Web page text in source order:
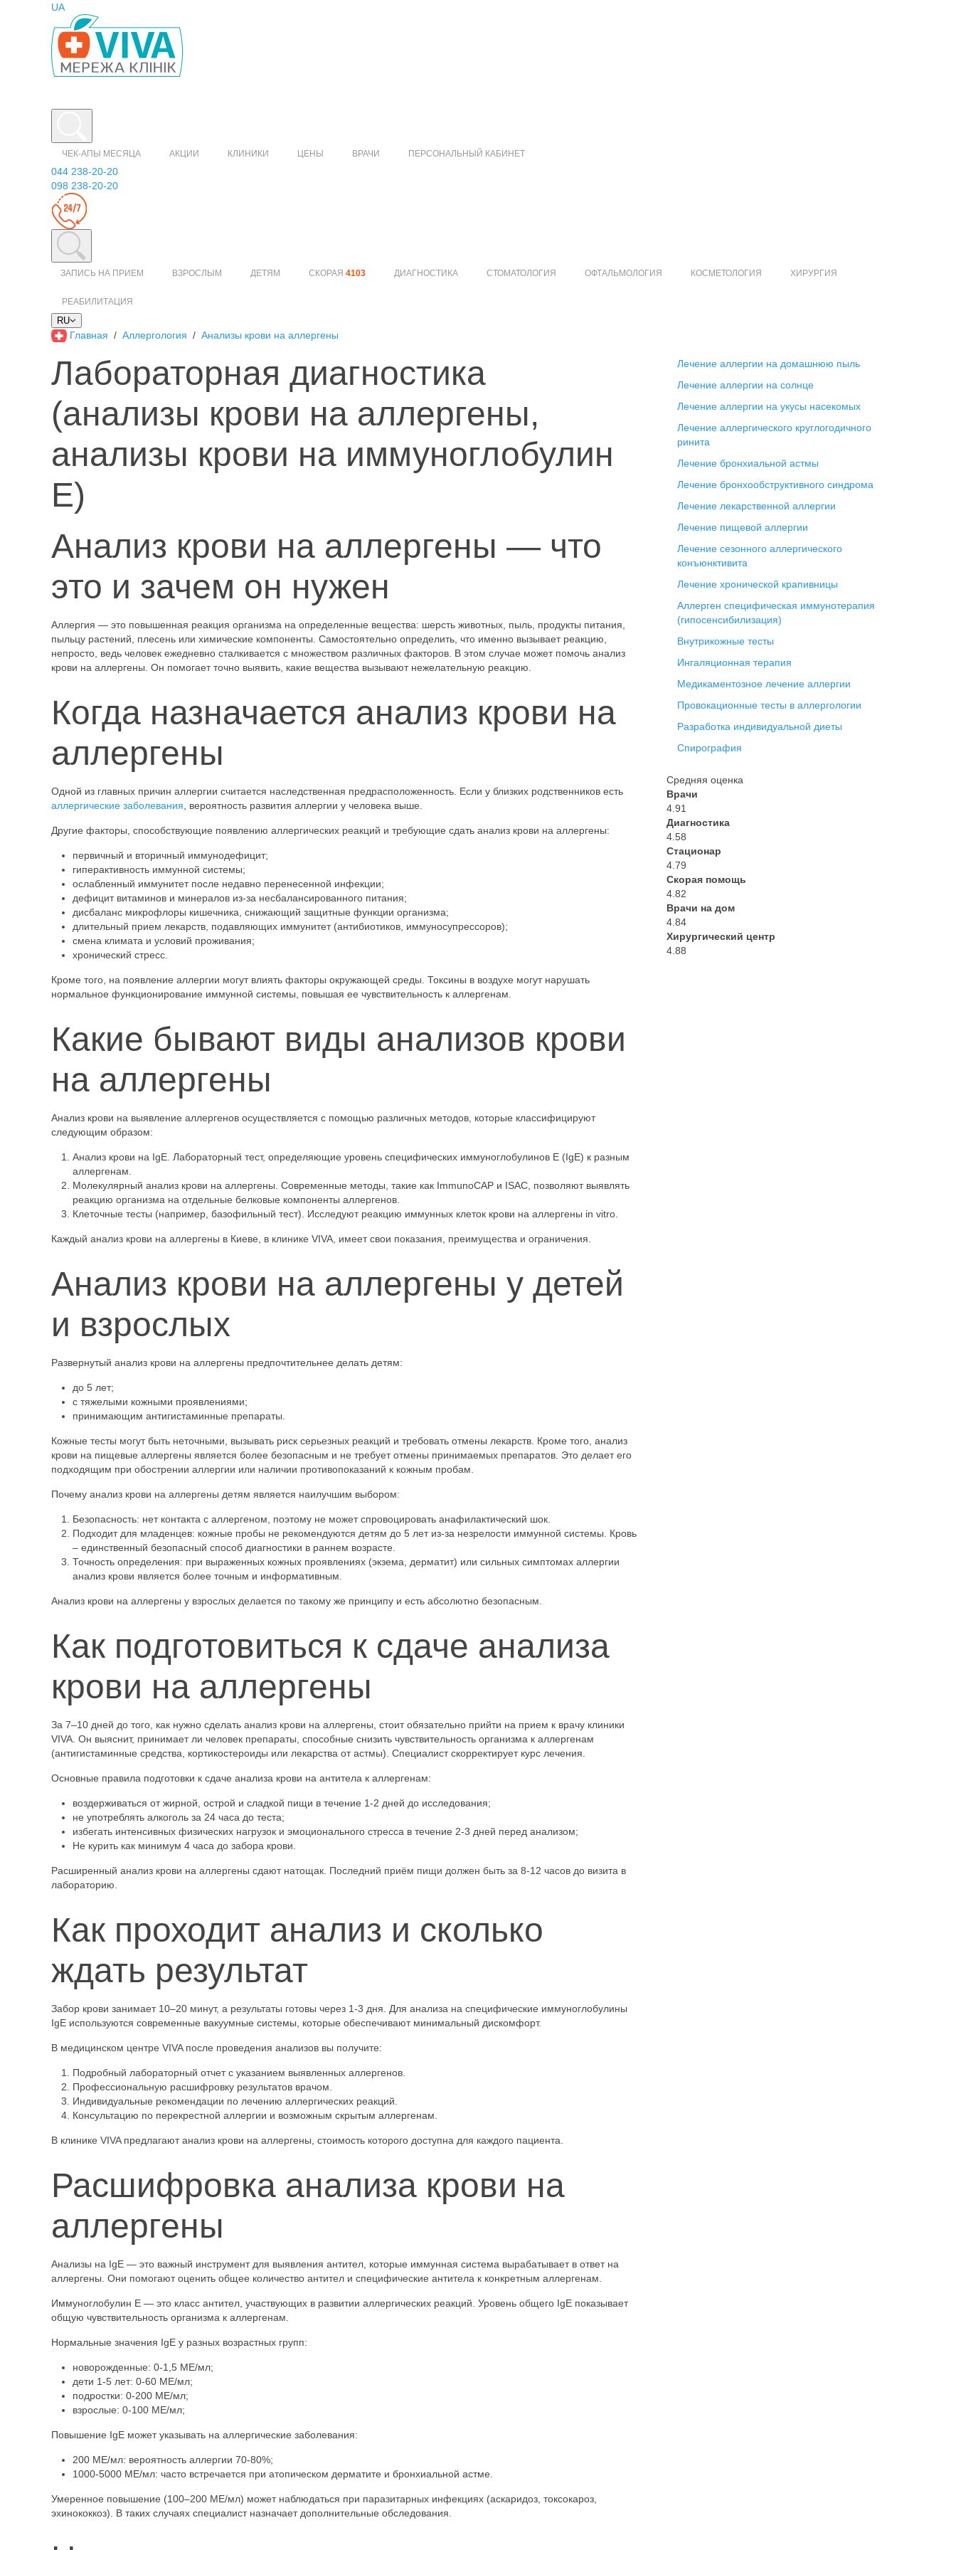
UA
ЧЕК-АПЫ МЕСЯЦА АКЦИИ КЛИНИКИ ЦЕНЫ ВРАЧИ ПЕРСОНАЛЬНЫЙ КАБИНЕТ
044 238-20-20
098 238-20-20
ЗАПИСЬ НА ПРИЕМ ВЗРОСЛЫМ ДЕТЯМ СКОРАЯ 4103 ДИАГНОСТИКА СТОМАТОЛОГИЯ ОФТАЛЬМОЛОГИЯ КОСМЕТОЛОГИЯ ХИРУРГИЯ
РЕАБИЛИТАЦИЯ
RU
Главная Аллергология Анализы крови на аллергены
Лабораторная диагностика
(анализы крови на аллергены,
анализы крови на иммуноглобулин
Е)
Анализ крови на аллергены — что
это и зачем он нужен
Аллергия — это повышенная реакция организма на определенные вещества: шерсть животных, пыль, продукты питания,
пыльцу растений, плесень или химические компоненты. Самостоятельно определить, что именно вызывает реакцию,
непросто, ведь человек ежедневно сталкивается с множеством различных факторов. В этом случае может помочь анализ
крови на аллергены. Он помогает точно выявить, какие вещества вызывают нежелательную реакцию.
Когда назначается анализ крови на
аллергены
Одной из главных причин аллергии считается наследственная предрасположенность. Если у близких родственников есть
аллергические заболевания, вероятность развития аллергии у человека выше.
Другие факторы, способствующие появлению аллергических реакций и требующие сдать анализ крови на аллергены:
первичный и вторичный иммунодефицит;
гиперактивность иммунной системы;
ослабленный иммунитет после недавно перенесенной инфекции;
дефицит витаминов и минералов из-за несбалансированного питания;
дисбаланс микрофлоры кишечника, снижающий защитные функции организма;
длительный прием лекарств, подавляющих иммунитет (антибиотиков, иммуносупрессоров);
смена климата и условий проживания;
хронический стресс.
Кроме того, на появление аллергии могут влиять факторы окружающей среды. Токсины в воздухе могут нарушать
нормальное функционирование иммунной системы, повышая ее чувствительность к аллергенам.
Какие бывают виды анализов крови
на аллергены
Анализ крови на выявление аллергенов осуществляется с помощью различных методов, которые классифицируют
следующим образом:
Анализ крови на IgE. Лабораторный тест, определяющие уровень специфических иммуноглобулинов E (IgE) к разным
аллергенам.
Молекулярный анализ крови на аллергены. Современные методы, такие как ImmunoCAP и ISAC, позволяют выявлять
реакцию организма на отдельные белковые компоненты аллергенов.
Клеточные тесты (например, базофильный тест). Исследуют реакцию иммунных клеток крови на аллергены in vitro.
Каждый анализ крови на аллергены в Киеве, в клинике VIVA, имеет свои показания, преимущества и ограничения.
Анализ крови на аллергены у детей
и взрослых
Развернутый анализ крови на аллергены предпочтительнее делать детям:
до 5 лет;
с тяжелыми кожными проявлениями;
принимающим антигистаминные препараты.
Кожные тесты могут быть неточными, вызывать риск серьезных реакций и требовать отмены лекарств. Кроме того, анализ
крови на пищевые аллергены является более безопасным и не требует отмены принимаемых препаратов. Это делает его
подходящим при обострении аллергии или наличии противопоказаний к кожным пробам.
Почему анализ крови на аллергены детям является наилучшим выбором:
Безопасность: нет контакта с аллергеном, поэтому не может спровоцировать анафилактический шок.
Подходит для младенцев: кожные пробы не рекомендуются детям до 5 лет из-за незрелости иммунной системы. Кровь
– единственный безопасный способ диагностики в раннем возрасте.
Точность определения: при выраженных кожных проявлениях (экзема, дерматит) или сильных симптомах аллергии
анализ крови является более точным и информативным.
Анализ крови на аллергены у взрослых делается по такому же принципу и есть абсолютно безопасным.
Как подготовиться к сдаче анализа
крови на аллергены
За 7–10 дней до того, как нужно сделать анализ крови на аллергены, стоит обязательно прийти на прием к врачу клиники
VIVA. Он выяснит, принимает ли человек препараты, способные снизить чувствительность организма к аллергенам
(антигистаминные средства, кортикостероиды или лекарства от астмы). Специалист скорректирует курс лечения.
Основные правила подготовки к сдаче анализа крови на антитела к аллергенам:
воздерживаться от жирной, острой и сладкой пищи в течение 1-2 дней до исследования;
не употреблять алкоголь за 24 часа до теста;
избегать интенсивных физических нагрузок и эмоционального стресса в течение 2-3 дней перед анализом;
Не курить как минимум 4 часа до забора крови.
Расширенный анализ крови на аллергены сдают натощак. Последний приём пищи должен быть за 8-12 часов до визита в
лабораторию.
Как проходит анализ и сколько
ждать результат
Забор крови занимает 10–20 минут, а результаты готовы через 1-3 дня. Для анализа на специфические иммуноглобулины
IgE используются современные вакуумные системы, которые обеспечивают минимальный дискомфорт.
В медицинском центре VIVA после проведения анализов вы получите:
Подробный лабораторный отчет с указанием выявленных аллергенов.
Профессиональную расшифровку результатов врачом.
Индивидуальные рекомендации по лечению аллергических реакций.
Консультацию по перекрестной аллергии и возможным скрытым аллергенам.
В клинике VIVA предлагают анализ крови на аллергены, стоимость которого доступна для каждого пациента.
Расшифровка анализа крови на
аллергены
Анализы на IgE — это важный инструмент для выявления антител, которые иммунная система вырабатывает в ответ на
аллергены. Они помогают оценить общее количество антител и специфические антитела к конкретным аллергенам.
Иммуноглобулин Е — это класс антител, участвующих в развитии аллергических реакций. Уровень общего IgE показывает
общую чувствительность организма к аллергенам.
Нормальные значения IgE у разных возрастных групп:
новорожденные: 0-1,5 МЕ/мл;
дети 1-5 лет: 0-60 МЕ/мл;
подростки: 0-200 МЕ/мл;
взрослые: 0-100 МЕ/мл;
Повышение IgE может указывать на аллергические заболевания:
200 МЕ/мл: вероятность аллергии 70-80%;
1000-5000 МЕ/мл: часто встречается при атопическом дерматите и бронхиальной астме.
Умеренное повышение (100–200 МЕ/мл) может наблюдаться при паразитарных инфекциях (аскаридоз, токсокароз,
эхинококкоз). В таких случаях специалист назначает дополнительные обследования.
Лечение аллергии на домашнюю пыль
Лечение аллергии на солнце
Лечение аллергии на укусы насекомых
Лечение аллергического круглогодичного
ринита
Лечение бронхиальной астмы
Лечение бронхообструктивного синдрома
Лечение лекарственной аллергии
Лечение пищевой аллергии
Лечение сезонного аллергического
конъюнктивита
Лечение хронической крапивницы
Аллерген специфическая иммунотерапия
(гипосенсибилизация)
Внутрикожные тесты
Ингаляционная терапия
Медикаментозное лечение аллергии
Провокационные тесты в аллергологии
Разработка индивидуальной диеты
Спирография
Средняя оценка
Врачи
4.91
Диагностика
4.58
Стационар
4.79
Скорая помощь
4.82
Врачи на дом
4.84
Хирургический центр
4.88